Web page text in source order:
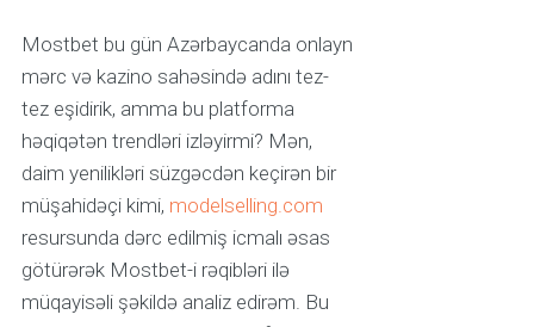
Mostbet bu gün Azərbaycanda onlayn
mərc və kazino sahəsində adını tez-
tez eşidirik, amma bu platforma
həqiqətən trendləri izləyirmi? Mən,
daim yenilikləri süzgəcdən keçirən bir
müşahidəçi kimi, modelselling.com
resursunda dərc edilmiş icmalı əsas
götürərək Mostbet-i rəqibləri ilə
müqayisəli şəkildə analiz edirəm. Bu